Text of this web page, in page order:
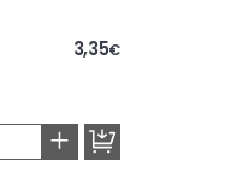
3,35€
+